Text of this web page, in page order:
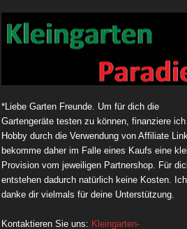
*Liebe Garten Freunde. Um für dich die
Gartengeräte testen zu können, finanziere
Hobby durch die Verwendung von Affiliate
bekomme daher im Falle eines Kaufs eine
Provision vom jeweiligen Partnershop. Für
entstehen dadurch natürlich keine Kosten. Ich
danke dir vielmals für deine Unterstützung.
Kontaktieren Sie uns: Kleingarten-